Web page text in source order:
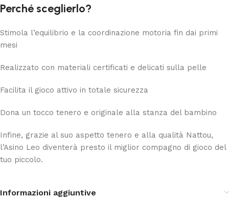
Perché sceglierlo?
Stimola l’equilibrio e la coordinazione motoria fin dai primi
mesi
Realizzato con materiali certificati e delicati sulla pelle
Facilita il gioco attivo in totale sicurezza
Dona un tocco tenero e originale alla stanza del bambino
Infine, grazie al suo aspetto tenero e alla qualità Nattou,
l’Asino Leo diventerà presto il miglior compagno di gioco del
tuo piccolo.
Informazioni aggiuntive